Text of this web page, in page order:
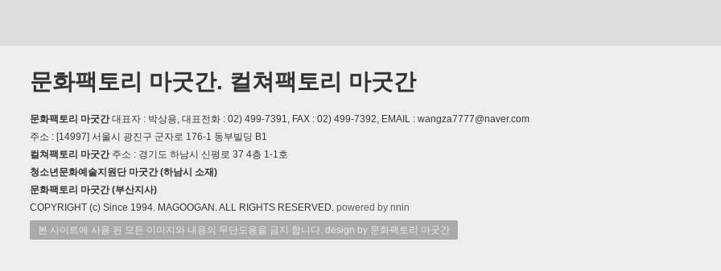
문화팩토리 마굿간. 컬쳐팩토리 마굿간
문화팩토리 마굿간대표자 : 박상용, 대표전화 : 02) 499-7391, FAX : 02) 499-7392, EMAIL : wangza7777@naver.com
주소 : [14997] 서울시 광진구 군자로 176-1 동부빌딩 B1
컬쳐팩토리 마굿간 주소 : 경기도 하남시 신평로 37 4층 1-1호
청소년문화예술지원단 마굿간 (하남시 소재)
문화팩토리 마굿간 (부산지사)
COPYRIGHT (c) Since 1994. MAGOOGAN. ALL RIGHTS RESERVED. powered by nnin
본 사이트에 사용 된 모든 이미지와 내용의 무단도용을 금지 합니다. design by 문화팩토리 마굿간